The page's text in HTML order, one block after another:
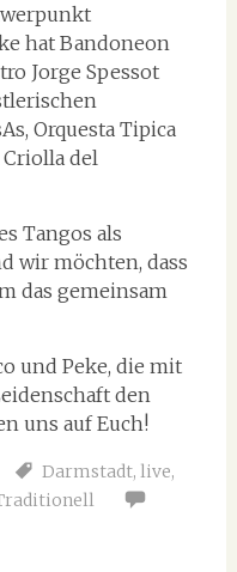
hat Bandoneon
Jorge Spessot
Orquesta Tipica
Criolla del
Tangos als
wir möchten, dass
das gemeinsam
und Peke, die mit
den
uns auf Euch!
Darmstadt, live,